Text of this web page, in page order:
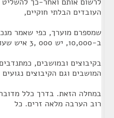
העובדים הבלתי חוקיים,
שמספרם מוערך, כפי שאמר
ב-10,000, יש 000 ,3 איש שעובדים
בקיבוצים ובמושבים,
המושבים וגם הקיבוצים נגועים
במחלה הזאת. בדרך כלל
רוב הערבה מלאה זרים. כל